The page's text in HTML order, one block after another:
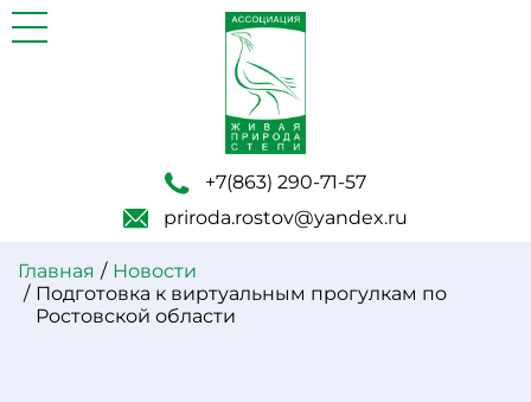
+7(863) 290-71-57
priroda.rostov@yandex.ru
Главная
Новости
Подготовка к виртуальным прогулкам по
Ростовской области